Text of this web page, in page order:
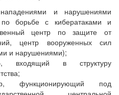
и нарушениями
борьбе с кибератаками и
центр по защите от
центр вооруженных сил
и нарушениями);
входящий в структуру
функционирующий под